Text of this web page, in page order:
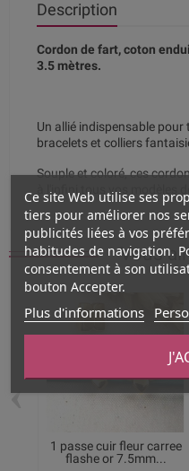
Description
Cordon de fart, coton
3.5 mètres.
Un allié indispensable
bracelets et colliers
Souple et coloré, ces
à l'infini tous vos modèles
Vous
1 passe cuir fleur carree
flashe or 7.5mm...
‹
Ce site Web utilise ses
tiers pour améliorer nos
publicités liées à vos
habitudes de navigation.
consentement à son
bouton Accepter.
Plus d'informations